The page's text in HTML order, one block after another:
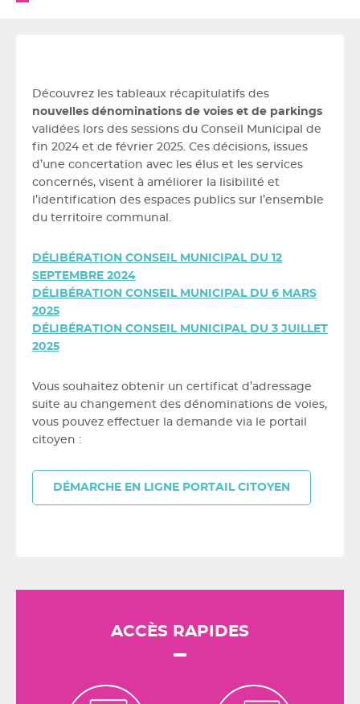
Découvrez les tableaux récapitulatifs des
nouvelles dénominations de voies et de parkings
validées lors des sessions du Conseil Municipal de
fin 2024 et de février 2025. Ces décisions, issues
d’une concertation avec les élus et les services
concernés, visent à améliorer la lisibilité et
l’identification des espaces publics sur l’ensemble
du territoire communal.
DÉLIBÉRATION CONSEIL MUNICIPAL DU 12
SEPTEMBRE 2024
DÉLIBÉRATION CONSEIL MUNICIPAL DU 6 MARS
2025
DÉLIBÉRATION CONSEIL MUNICIPAL DU 3 JUILLET
2025
Vous souhaitez obtenir un certificat d’adressage
suite au changement des dénominations de voies,
vous pouvez effectuer la demande via le portail
citoyen :
DÉMARCHE EN LIGNE PORTAIL CITOYEN
ACCÈS RAPIDES